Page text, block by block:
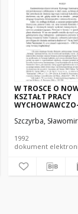
W TROSCE O
KSZTAŁT PRACY
WYCHOWAWCZO-
SEMINARIUM
FORMATORA
Szczyrba,
1992